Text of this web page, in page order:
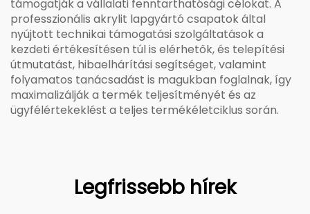
támogatják a vállalati fenntarthatósági célokat. A
professzionális akrylit lapgyártó csapatok által
nyújtott technikai támogatási szolgáltatások a
kezdeti értékesítésen túl is elérhetők, és telepítési
útmutatást, hibaelhárítási segítséget, valamint
folyamatos tanácsadást is magukban foglalnak, így
maximalizálják a termék teljesítményét és az
ügyfélértekeklést a teljes termékéletciklus során.
Legfrissebb hírek